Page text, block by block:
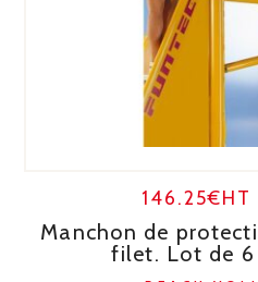
146.25€HT
Manchon de
filet. Lot de 6